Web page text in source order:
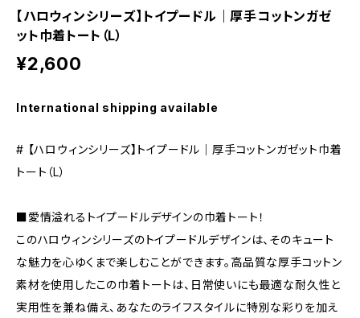
【ハロウィンシリーズ】トイプードル｜厚手コットンガゼ
ット巾着トート（L）
¥2,600
International shipping available
# 【ハロウィンシリーズ】トイプードル｜厚手コットンガゼット巾着
トート（L）
■愛情溢れるトイプードルデザインの巾着トート！
このハロウィンシリーズのトイプードルデザインは、そのキュート
な魅力を心ゆくまで楽しむことができます。高品質な厚手コットン
素材を使用したこの巾着トートは、日常使いにも最適な耐久性と
実用性を兼ね備え、あなたのライフスタイルに特別な彩りを加え